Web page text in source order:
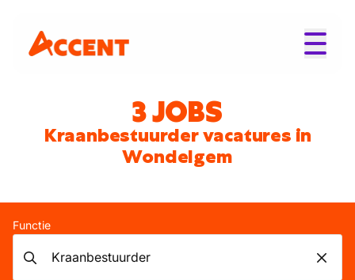
3 JOBS
Kraanbestuurder vacatures in
Wondelgem
Functie